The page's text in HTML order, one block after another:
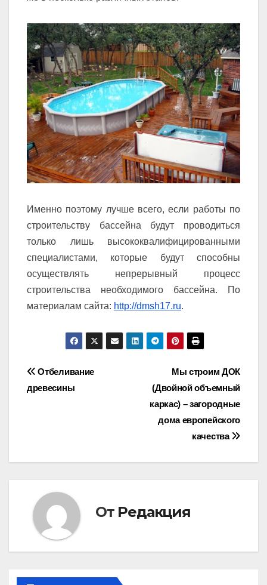
Именно поэтому лучше всего, если работы по
строительству бассейна будут проводиться
только лишь высококвалифицированными
специалистами, которые будут способны
осуществлять непрерывный процесс
строительства необходимого бассейна. По
материалам сайта: http://dmsh17.ru.
Навигация
по
Мы строим ДОК
(Двойной объемный
каркас) – загородные
дома европейского
качества
Отбеливание
древесины
От Редакция